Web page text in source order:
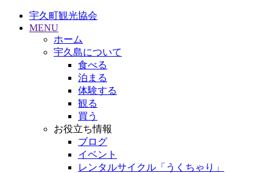
宇久町観光協会
MENU
ホーム
宇久島について
食べる
泊まる
体験する
観る
買う
お役立ち情報
ブログ
イベント
レンタルサイクル「うくちゃり」